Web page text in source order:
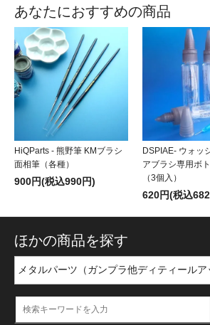
あなたにおすすめの商品
HiQParts - 熊野筆 KMブラシ
面相筆（各種）
900円(税込990円)
DSPIAE- ウォッ
アブラシ専用ボ
（3個入）
620円(税込
ほかの商品を探す